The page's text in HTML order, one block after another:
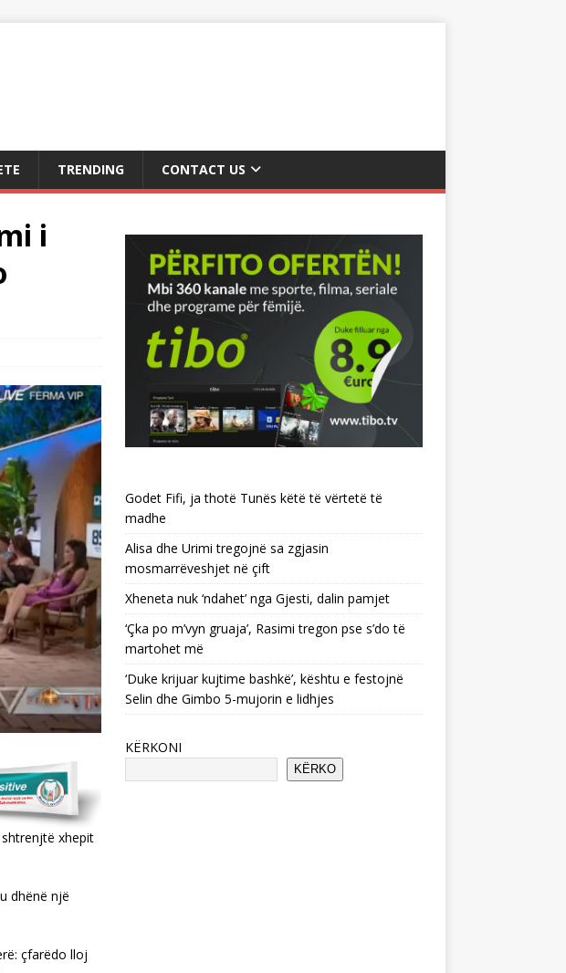
TRENDING CONTACT US
i
xhepit
dhënë një
çfarëdo lloj
Godet Fifi, ja thotë Tunës këtë të vërtetë të
madhe
Alisa dhe Urimi tregojnë sa zgjasin
mosmarrëveshjet në çift
Xheneta nuk ‘ndahet’ nga Gjesti, dalin pamjet
‘Çka po m’vyn gruaja’, Rasimi tregon pse s’do të
martohet më
‘Duke krijuar kujtime bashkë’, kështu e festojnë
Selin dhe Gimbo 5-mujorin e lidhjes
KËRKONI
KËRKO